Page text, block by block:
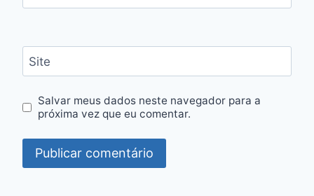
Site
Salvar meus dados neste navegador para a
próxima vez que eu comentar.